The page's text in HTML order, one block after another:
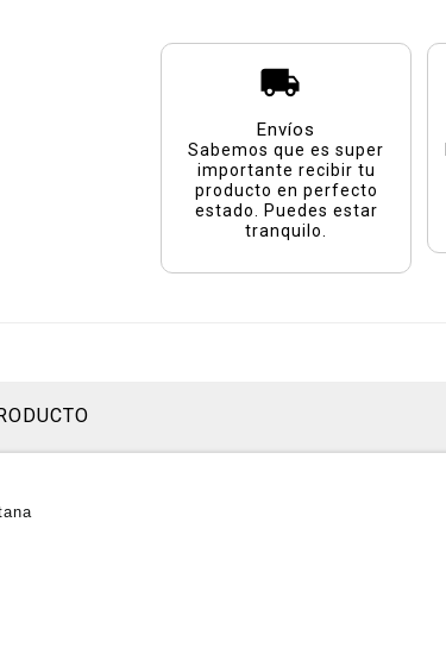
Envíos
Sabemos que es super
importante recibir tu
producto en perfecto
estado. Puedes estar
tranquilo.